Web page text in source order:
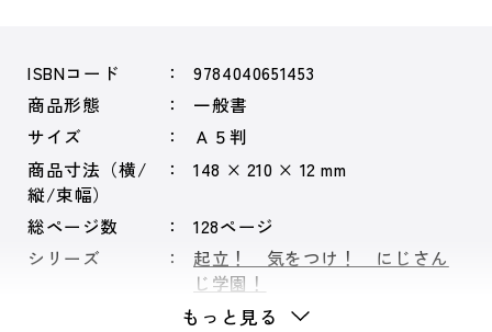
ISBNコード
9784040651453
商品形態
一般書
サイズ
Ａ５判
商品寸法（横/
縦/束幅）
148 × 210 × 12 mm
総ページ数
128ページ
シリーズ
起立！ 気をつけ！ にじさん
じ学園！
もっと見る